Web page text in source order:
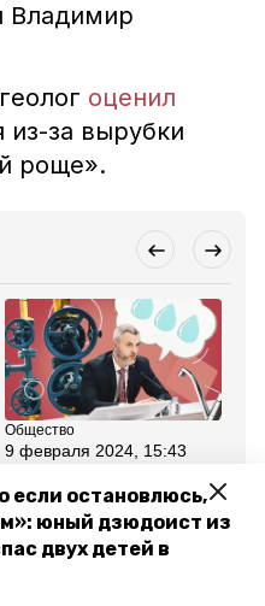
если остановлюсь,
юный дзюдоист из
двух детей в
Владимир
оценил
из-за вырубки
роще».
Общество
9 февраля 2024, 15:43
строить новое: как
будут модернизировать
водоснабжение
Ставрополья в 2024
году